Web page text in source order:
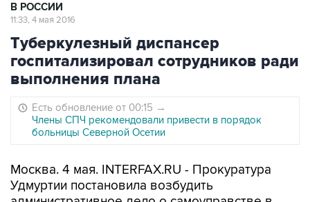
В РОССИИ
11:33, 4 мая 2016
Туберкулезный диспансер
госпитализировал сотрудников ради
выполнения плана
Есть обновление от 00:15 →
Члены СПЧ рекомендовали привести в порядок
больницы Северной Осетии
Москва. 4 мая. INTERFAX.RU - Прокуратура
Удмуртии постановила возбудить